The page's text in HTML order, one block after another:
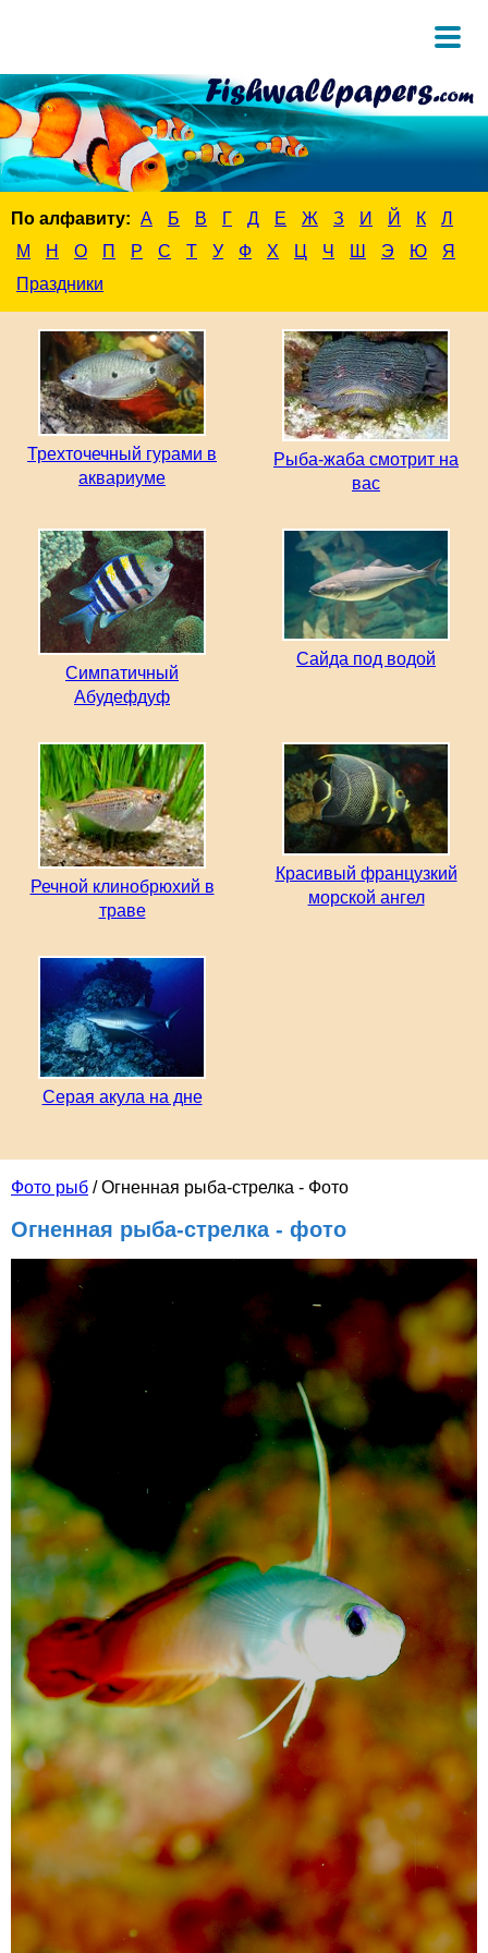
По алфавиту: А Б В Г Д Е Ж З И Й К
Л
М
Н О П Р С Т У Ф Х Ц Ч Ш Э Ю
Я
Праздники
Фото рыб / Огненная рыба-стрелка - Фото
Огненная рыба-стрелка - фото
Трехточечный гурами в
аквариуме
Рыба-жаба смотрит на
вас
Симпатичный
Абудефдуф
Сайда под водой
Речной клинобрюхий в
траве
Красивый французкий
морской ангел
Серая акула на дне